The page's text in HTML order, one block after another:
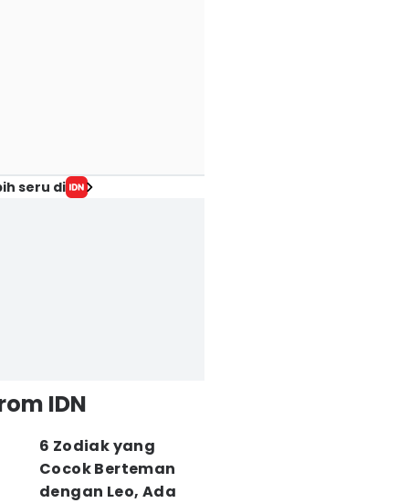
seru di
IDN
6 Zodiak yang
Cocok Berteman
dengan Leo, Ada